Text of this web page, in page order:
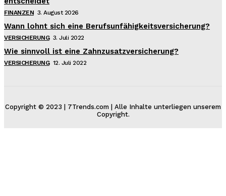
FINANZEN 3. August 2026
Wann lohnt sich eine Berufsunfähigkeitsversicherung?
VERSICHERUNG 3. Juli 2022
Wie sinnvoll ist eine Zahnzusatzversicherung?
VERSICHERUNG 12. Juli 2022
Copyright © 2023 | 7Trends.com | Alle Inhalte unterliegen unserem
Copyright.